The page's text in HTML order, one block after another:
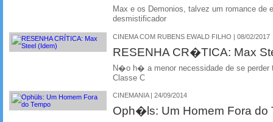
Max e os Demonios, talvez um romance de
desmistificador
CINEMA COM RUBENS EWALD FILHO | 08/02/2017
RESENHA CR�TICA: Max
N�o h� a menor necessidade de se
Classe C
CINEMANIA | 24/09/2014
Oph�ls: Um Homem Fora do